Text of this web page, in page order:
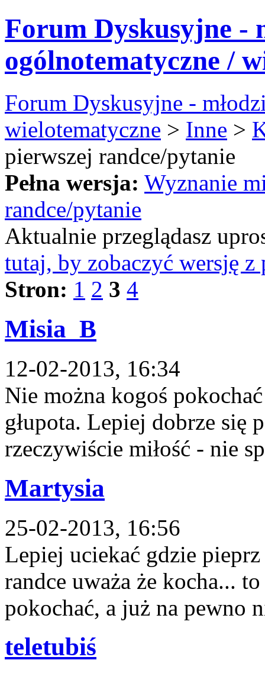
Forum Dyskusyjne -
ogólnotematyczne /
Forum Dyskusyjne -
wielotematyczne > Inne >
pierwszej randce/pytanie
Pełna wersja: Wyznanie
randce/pytanie
Aktualnie przeglądasz
tutaj, by zobaczyć wersję z
Stron: 1 2 3 4
Misia_B
12-02-2013, 16:34
Nie można kogoś
głupota. Lepiej dobrze się
rzeczywiście miłość - nie
Martysia
25-02-2013, 16:56
Lepiej uciekać gdzie
randce uważa że kocha...
pokochać, a już na pewno
teletubiś